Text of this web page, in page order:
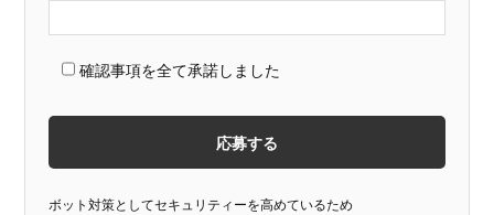
確認事項を全て承諾しました
ボット対策としてセキュリティーを高めているため